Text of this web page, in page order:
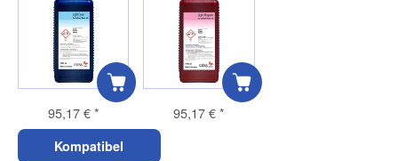
95,17 €* 95,17 €*
Kompatibel